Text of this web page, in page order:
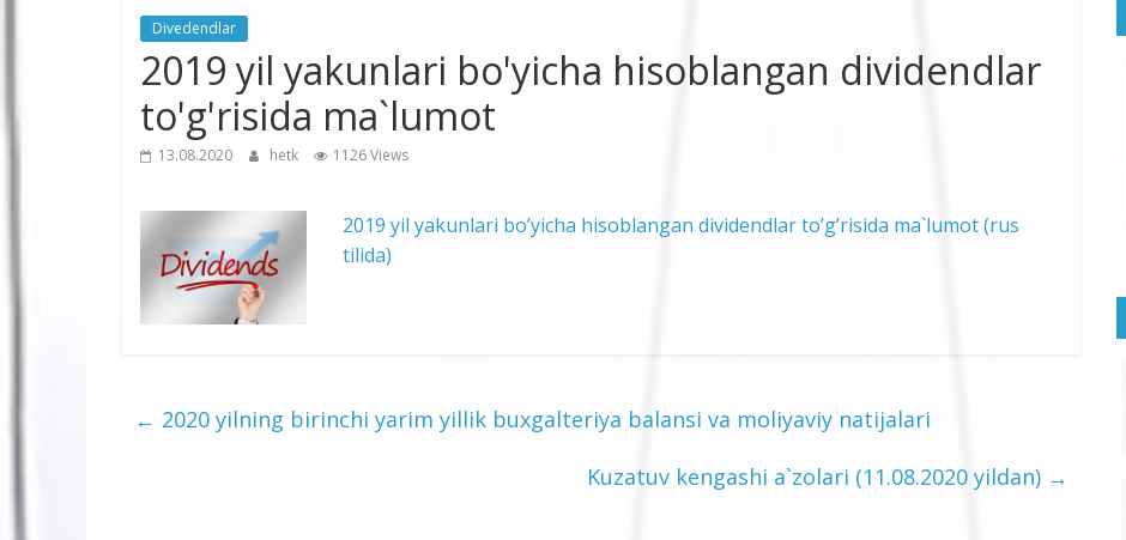
Divedendlar
2019 yil yakunlari bo'yicha hisoblangan dividendlar
to'g'risida ma`lumot
13.08.2020 hetk 1126 Views
2019 yil yakunlari bo’yicha hisoblangan dividendlar to’g’risida ma`lumot (rus
tilida)
← 2020 yilning birinchi yarim yillik buxgalteriya balansi va moliyaviy natijalari
Kuzatuv kengashi a`zolari (11.08.2020 yildan) →